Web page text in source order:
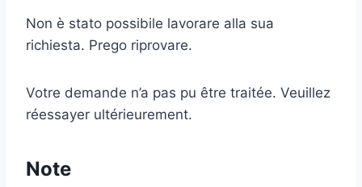
Non è stato possibile lavorare alla sua
richiesta. Prego riprovare.
Votre demande n’a pas pu être traitée. Veuillez
réessayer ultérieurement.
Note